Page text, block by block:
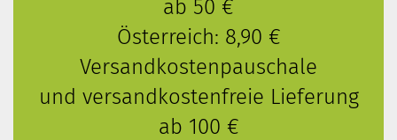
ab 50 €
Österreich: 8,90 €
Versandkostenpauschale
und versandkostenfreie Lieferung
ab 100 €